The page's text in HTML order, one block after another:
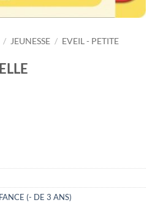
/ JEUNESSE / EVEIL - PETITE
(- DE 3 ANS)